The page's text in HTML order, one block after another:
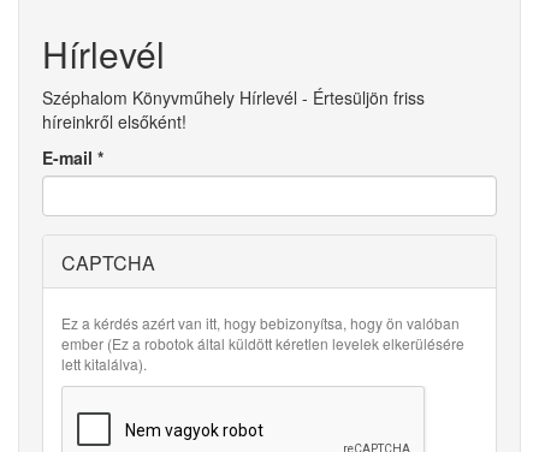
Hírlevél
Széphalom Könyvműhely Hírlevél - Értesüljön friss
híreinkről elsőként!
E-mail *
CAPTCHA
Ez a kérdés azért van itt, hogy bebizonyítsa, hogy ön valóban
ember (Ez a robotok által küldött kéretlen levelek elkerülésére
lett kitalálva).